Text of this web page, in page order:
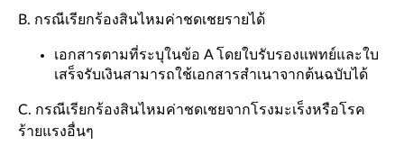
B. กรณีเรียกร้องสินไหมค่าชดเชยรายได้
เอกสารตามที่ระบุในข้อ A โดยใบรับรองแพทย์และใบ
เสร็จรับเงินสามารถใช้เอกสารสำเนาจากต้นฉบับได้
C. กรณีเรียกร้องสินไหมค่าชดเชยจากโรงมะเร็งหรือโรค
ร้ายแรงอื่นๆ